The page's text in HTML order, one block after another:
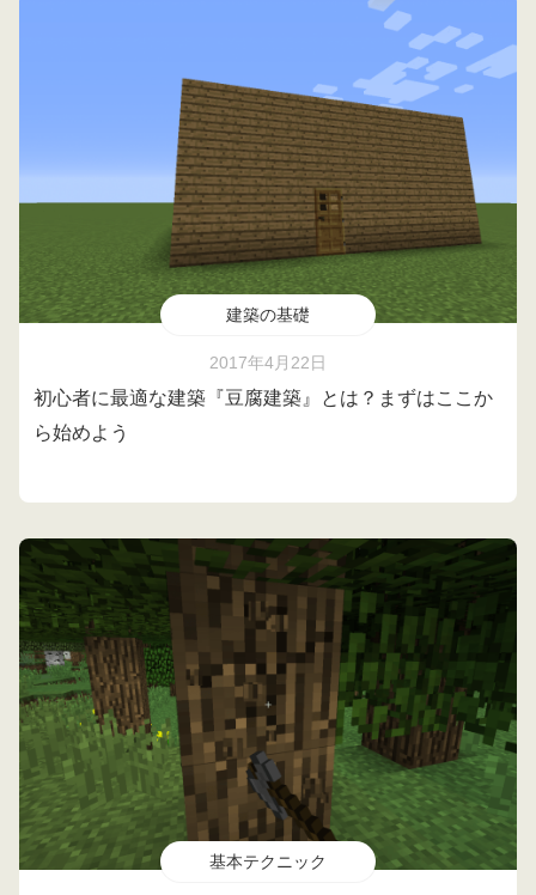
建築の基礎
2017年4月22日
初心者に最適な建築『豆腐建築』とは？まずはここか
ら始めよう
基本テクニック